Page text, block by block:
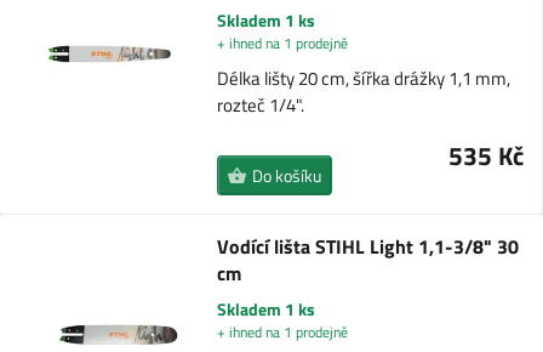
Skladem 1 ks
+ ihned na 1 prodejně
Délka lišty 20 cm, šířka drážky 1,1 mm,
rozteč 1/4".
535 Kč
Do košíku
Vodící lišta STIHL Light 1,1-3/8" 30
cm
Skladem 1 ks
+ ihned na 1 prodejně